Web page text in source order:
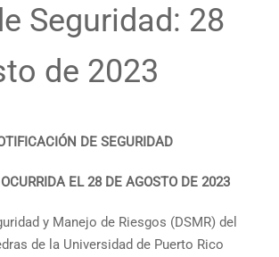
Seguridad: 28
de 2023
DE SEGURIDAD
EL 28 DE AGOSTO DE 2023
y Manejo de Riesgos (DSMR) del
de la Universidad de Puerto Rico